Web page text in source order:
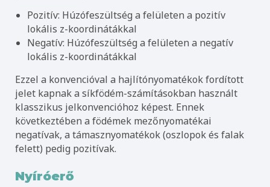
Pozitív: Húzófeszültség a felületen a pozitív
lokális z-koordinátákkal
Negatív: Húzófeszültség a felületen a negatív
lokális z-koordinátákkal
Ezzel a konvencióval a hajlítónyomatékok fordított
jelet kapnak a síkfödém-számításokban használt
klasszikus jelkonvencióhoz képest. Ennek
következtében a födémek mezőnyomatékai
negatívak, a támasznyomatékok (oszlopok és falak
felett) pedig pozitívak.
Nyíróerő